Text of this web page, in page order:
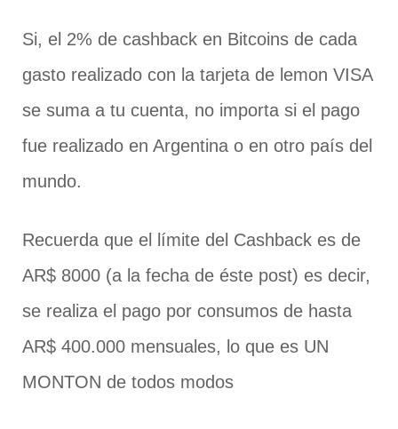
Si, el 2% de cashback en Bitcoins de cada
gasto realizado con la tarjeta de lemon VISA
se suma a tu cuenta, no importa si el pago
fue realizado en Argentina o en otro país del
mundo.
Recuerda que el límite del Cashback es de
AR$ 8000 (a la fecha de éste post) es decir,
se realiza el pago por consumos de hasta
AR$ 400.000 mensuales, lo que es UN
MONTON de todos modos